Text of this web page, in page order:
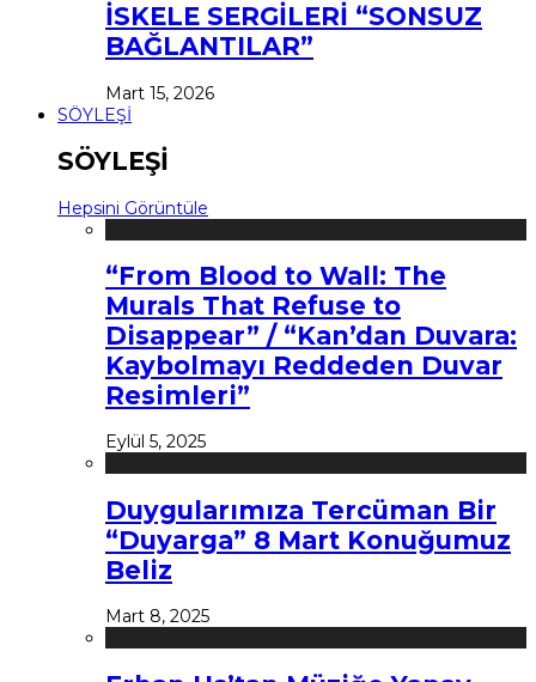
İSKELE SERGİLERİ “SONSUZ
BAĞLANTILAR”
Mart 15, 2026
SÖYLEŞİ
SÖYLEŞİ
Hepsini Görüntüle
“From Blood to Wall: The
Murals That Refuse to
Disappear” / “Kan’dan Duvara:
Kaybolmayı Reddeden Duvar
Resimleri”
Eylül 5, 2025
Duygularımıza Tercüman Bir
“Duyarga” 8 Mart Konuğumuz
Beliz
Mart 8, 2025